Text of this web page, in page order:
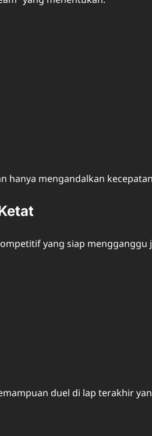
hanya mengandalkan
yang siap mengganggu
duel di lap terakhir